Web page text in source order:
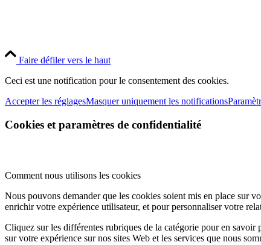
Faire défiler vers le haut
Ceci est une notification pour le consentement des cookies.
Accepter les réglagesMasquer uniquement les notifications
Cookies et paramètres de confidentialité
Comment nous utilisons les cookies
Nous pouvons demander que les cookies soient mis en place sur
enrichir votre expérience utilisateur, et pour personnaliser votre
Cliquez sur les différentes rubriques de la catégorie pour en
sur votre expérience sur nos sites Web et les services que nous